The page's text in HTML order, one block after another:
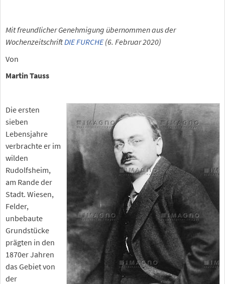
Mit freundlicher Genehmigung übernommen aus der
WochenzeitschriftDIE FURCHE(6. Februar 2020)
Von
Martin Tauss
Die ersten
sieben
Lebensjahre
verbrachte er im
wilden
Rudolfsheim,
am Rande der
Stadt. Wiesen,
Felder,
unbebaute
Grundstücke
prägten in den
1870er Jahren
das Gebiet von
der